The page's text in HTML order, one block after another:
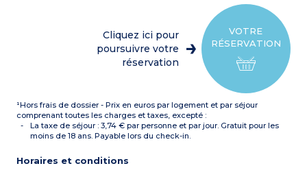
- 1 chambre avec 1 grand
lit, et une chambre avec 2
Salle de bain avec WC
séparé
Terrasse
VOTRE
RÉSERVATION
Cliquez ici pour
poursuivre votre
réservation
¹Hors frais de dossier - Prix en euros par logement et par séjour
comprenant toutes les charges et taxes, excepté :
La taxe de séjour : 3,74 € par personne et par jour. Gratuit pour les
moins de 18 ans. Payable lors du check-in.
Horaires et conditions